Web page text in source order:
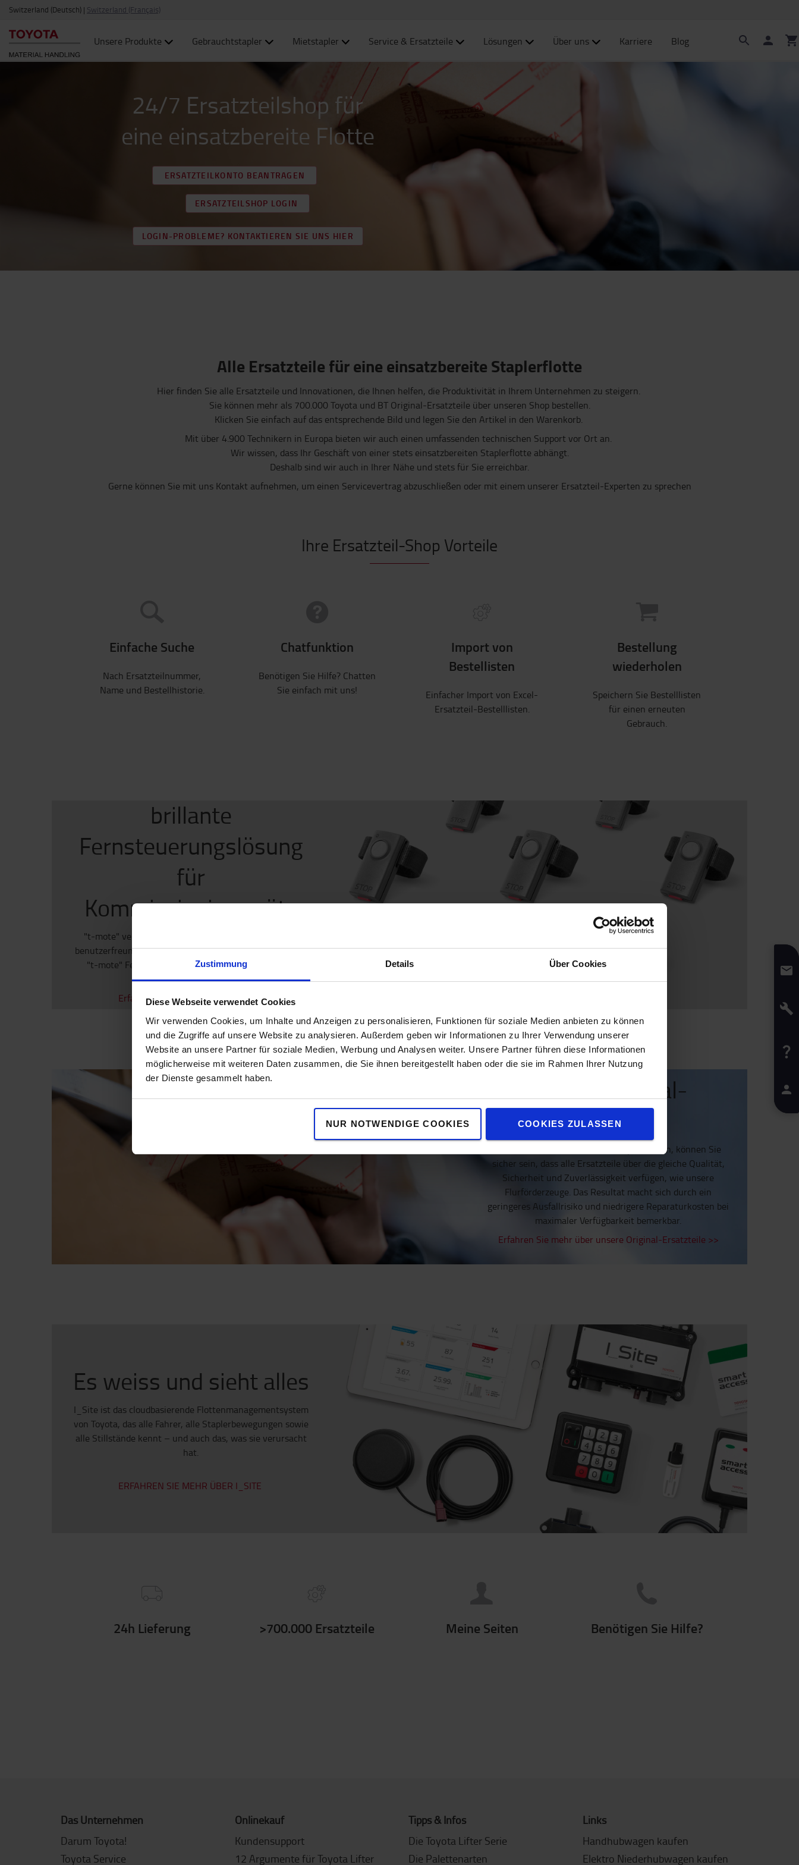
Zustimmung Details Über Cookies
Diese Webseite verwendet Cookies
Wir verwenden Cookies, um Inhalte und Anzeigen zu personalisieren, Funktionen für soziale Medien anbieten zu können
und die Zugriffe auf unsere Website zu analysieren. Außerdem geben wir Informationen zu Ihrer Verwendung unserer
Website an unsere Partner für soziale Medien, Werbung und Analysen weiter. Unsere Partner führen diese Informationen
möglicherweise mit weiteren Daten zusammen, die Sie ihnen bereitgestellt haben oder die sie im Rahmen Ihrer Nutzung
der Dienste gesammelt haben.
NUR NOTWENDIGE COOKIES COOKIES ZULASSEN
Switzerland (Deutsch) | Switzerland (Français)
Unsere Produkte Gebrauchtstapler Mietstapler Service & Ersatzteile Lösungen Über uns Karriere Blog
24/7 Ersatzteilshop für
eine einsatzbereite Flotte
ERSATZTEILKONTO BEANTRAGEN
ERSATZTEILSHOP LOGIN
LOGIN-PROBLEME? KONTAKTIEREN SIE UNS HIER
Alle Ersatzteile für eine einsatzbereite Staplerflotte
Hier finden Sie alle Ersatzteile und Innovationen, die Ihnen helfen, die Produktivität in Ihrem Unternehmen zu steigern.
Sie können mehr als 700.000 Toyota und BT Original-Ersatzteile über unseren Shop bestellen.
Klicken Sie einfach auf das entsprechende Bild und legen Sie den Artikel in den Warenkorb.
Mit über 4.900 Technikern in Europa bieten wir auch einen umfassenden technischen Support vor Ort an.
Wir wissen, dass Ihr Geschäft von einer stets einsatzbereiten Staplerflotte abhängt.
Deshalb sind wir auch in Ihrer Nähe und stets für Sie erreichbar.
Gerne können Sie mit uns Kontakt aufnehmen, um einen Servicevertrag abzuschließen oder mit einem unserer Ersatzteil-Experten zu sprechen
Ihre Ersatzteil-Shop Vorteile
Einfache Suche
Nach Ersatzteilnummer,
Name und Bestellhistorie.
Chatfunktion
Benötigen Sie Hilfe? Chatten
Sie einfach mit uns!
Import von
Bestellisten
Einfacher Import von Excel-
Ersatzteil-Bestelllisten.
Bestellung
wiederholen
Speichern Sie Bestelllisten
für einen erneuten
Gebrauch.
brillante
Fernsteuerungslösung
für
Kommissioniergeräte
"t-mote" verfügt über eine kleine, ergonomische und
benutzerfreundliche Kommissioniergerät-Fernbedienung.
"t-mote" Fernbedienungen und Ladegeräte sind im
Ersatzteil-Shoperhältlich.
Erfahren sie mehr über "t-mote" >>
Toyota Original-
Ersatzteile
Wenn Sie bei uns im Online-Shop bestellen, können Sie
sicher sein, dass alle Ersatzteile über die gleiche Qualität,
Sicherheit und Zuverlässigkeit verfügen, wie unsere
Flurförderzeuge. Das Resultat macht sich durch ein
geringeres Ausfallrisiko und niedrigere Reparaturkosten bei
maximaler Verfügbarkeit bemerkbar.
Erfahren Sie mehr über unsere Original-Ersatzteile >>
Es weiss und sieht alles
I_Site ist das cloudbasierende Flottenmanagementsystem
von Toyota, das alle Fahrer, alle Staplerbewegungen sowie
alle Stillstände kennt – und auch das, was sie verursacht
hat.
ERFAHREN SIE MEHR ÜBER I_SITE
24h Lieferung >700.000 Ersatzteile Meine Seiten Benötigen Sie Hilfe?
Das Unternehmen
Darum Toyota!
Toyota Service
Onlinekauf
Kundensupport
12 Argumente für Toyota Lifter
Tipps & Infos
Die Toyota Lifter Serie
Die Palettenarten
Links
Handhubwagen kaufen
Elektro Niederhubwagen kaufen